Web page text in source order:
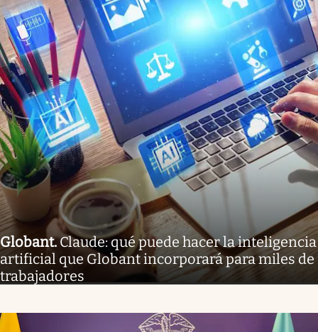
Globant.Claude: qué puede hacer la inteligencia
artificial que Globant incorporará para miles de
trabajadores